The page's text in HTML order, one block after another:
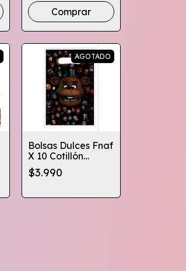
Comprar
AGOTADO
Bolsas Dulces Fnaf
X 10 Cotillón
Cumpleaños
$3.990